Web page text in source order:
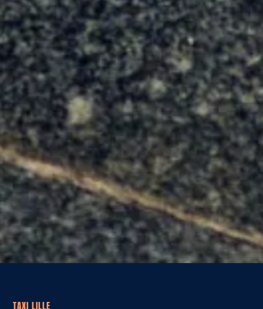
TAXI LILLE